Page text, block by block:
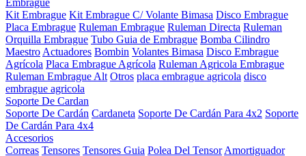
Embrague
Kit Embrague Kit Embrague C/ Volante Bimasa Disco Embrague
Placa Embrague Ruleman Embrague Ruleman Directa Ruleman
Orquilla Embrague Tubo Guia de Embrague Bomba Cilindro
Maestro Actuadores Bombin Volantes Bimasa Disco Embrague
Agrícola Placa Embrague Agrícola Ruleman Agricola Embrague
Ruleman Embrague Alt Otros placa embrague agricola disco
embrague agricola
Soporte De Cardan
Soporte De Cardán Cardaneta Soporte De Cardán Para 4x2 Soporte
De Cardán Para 4x4
Accesorios
Correas Tensores Tensores Guia Polea Del Tensor Amortiguador